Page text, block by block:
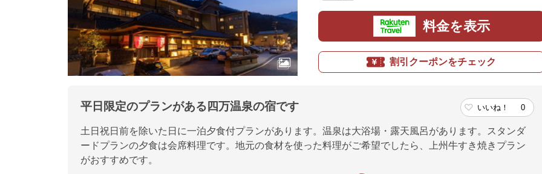
料金を表示
割引クーポンをチェック
平日限定のプランがある四万温泉の宿です いいね！ 0
土日祝日前を除いた日に一泊夕食付プランがあります。温泉は大浴場・露天風呂があります。スタンダ
ードプランの夕食は会席料理です。地元の食材を使った料理がご希望でしたら、上州牛すき焼きプラン
がおすすめです。